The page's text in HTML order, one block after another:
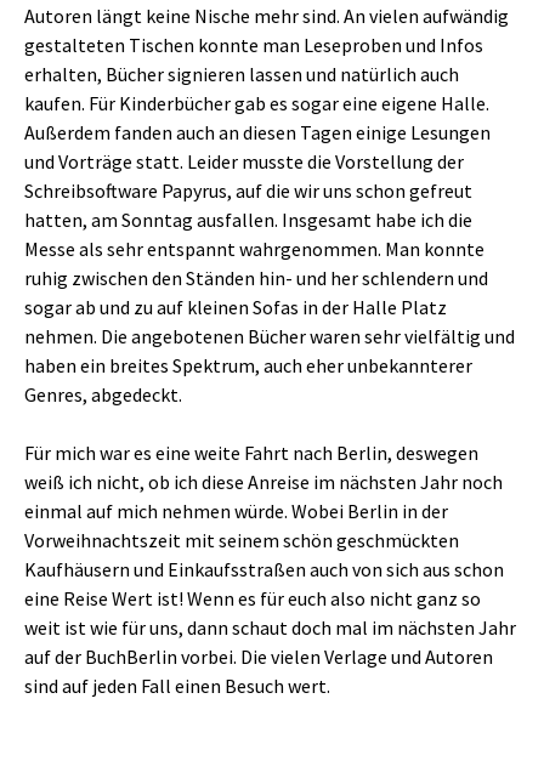
Autoren längt keine Nische mehr sind. An vielen aufwändig
gestalteten Tischen konnte man Leseproben und Infos
erhalten, Bücher signieren lassen und natürlich auch
kaufen. Für Kinderbücher gab es sogar eine eigene Halle.
Außerdem fanden auch an diesen Tagen einige Lesungen
und Vorträge statt. Leider musste die Vorstellung der
Schreibsoftware Papyrus, auf die wir uns schon gefreut
hatten, am Sonntag ausfallen. Insgesamt habe ich die
Messe als sehr entspannt wahrgenommen. Man konnte
ruhig zwischen den Ständen hin- und her schlendern und
sogar ab und zu auf kleinen Sofas in der Halle Platz
nehmen. Die angebotenen Bücher waren sehr vielfältig und
haben ein breites Spektrum, auch eher unbekannterer
Genres, abgedeckt.
Für mich war es eine weite Fahrt nach Berlin, deswegen
weiß ich nicht, ob ich diese Anreise im nächsten Jahr noch
einmal auf mich nehmen würde. Wobei Berlin in der
Vorweihnachtszeit mit seinem schön geschmückten
Kaufhäusern und Einkaufsstraßen auch von sich aus schon
eine Reise Wert ist! Wenn es für euch also nicht ganz so
weit ist wie für uns, dann schaut doch mal im nächsten Jahr
auf der BuchBerlin vorbei. Die vielen Verlage und Autoren
sind auf jeden Fall einen Besuch wert.